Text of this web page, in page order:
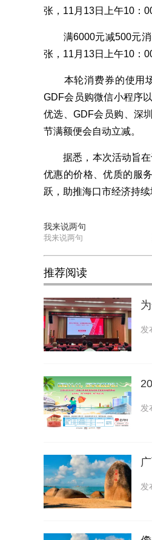
张，11月13日上午10：
满6000元减500元消
张，11月13日上午10：
本轮消费券的使用场
GDF会员购微信小程序
优选、GDF会员购、深
节满额便会自动立减。
据悉，本次活动旨在
优惠的价格、优质的服
跃，助推海口市经济持续
我来说两句
推荐阅读
发
发
发